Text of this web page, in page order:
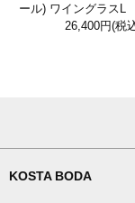
ール) ワイングラスL
26,400円(税
KOSTA BODA